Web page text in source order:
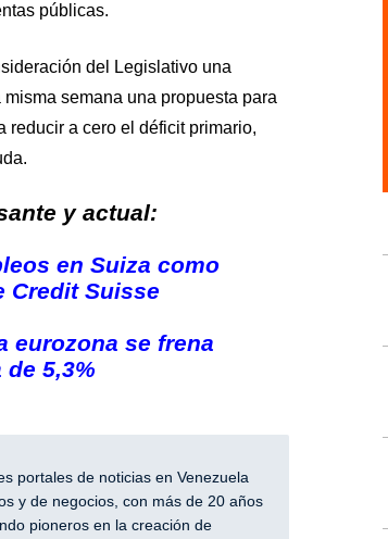
públicas.
del Legislativo una
semana una propuesta para
reducir a cero el déficit primario,
y actual:
en Suiza como
Credit Suisse
eurozona se frena
5,3%
portales de noticias en Venezuela
y de negocios, con más de 20 años
pioneros en la creación de